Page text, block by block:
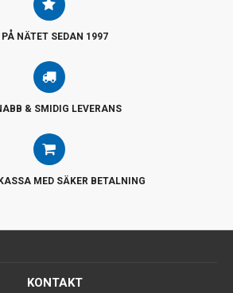
PÅ NÄTET SEDAN 1997
& SMIDIG LEVERANS
MED SÄKER BETALNING
KONTAKT